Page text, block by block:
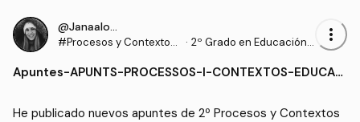
@Janaalonso
#Procesos y Contextos
· 2º Grado en Educación P
more_vert
Apuntes-APUNTS-PROCESSOS-I-CONTEXTOS-EDUCATI
He publicado nuevos apuntes de 2º Procesos y Contextos